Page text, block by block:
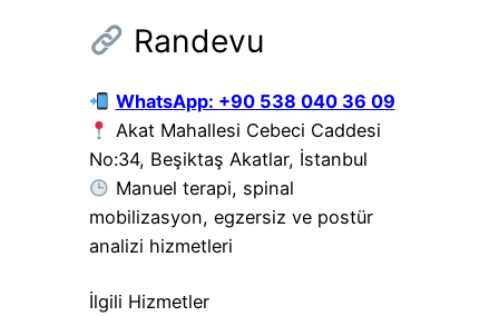
Randevu
WhatsApp: +90 538 040 36 09
Akat Mahallesi Cebeci Caddesi
No:34, Beşiktaş Akatlar, İstanbul
Manuel terapi, spinal
mobilizasyon, egzersiz ve postür
analizi hizmetleri
İlgili Hizmetler